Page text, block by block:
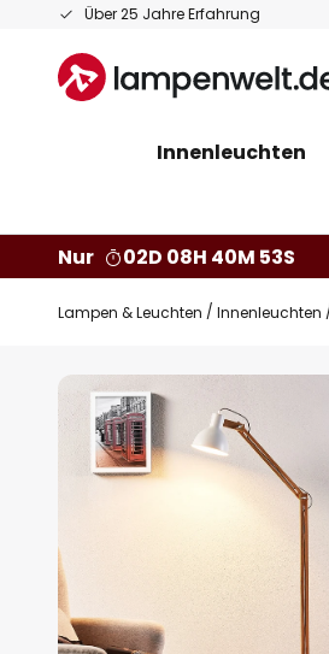
Über 25 Jahre Erfahrung
Zum
springen
Innenleuchten
Nur
02D 08H 40M 52S
Lampen & Leuchten Innenleuchten
Zum
Ende
Bildgalerie